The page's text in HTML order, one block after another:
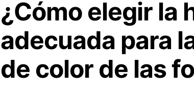
¿Cómo elegir la
adecuada para
de color de las